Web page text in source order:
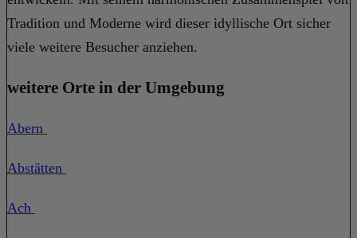
Tradition und Moderne wird dieser idyllische Ort sicher
viele weitere Besucher anziehen.
weitere Orte in der Umgebung
Abern
Abstätten
Ach